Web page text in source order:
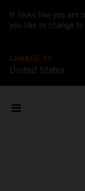
It looks like you are
you like to change
CHANGE TO
United States